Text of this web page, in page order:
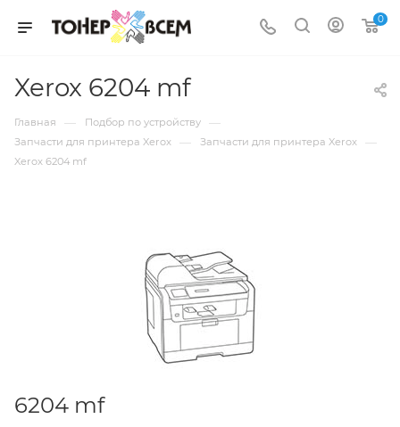
0
Xerox 6204 mf
Главная — Подбор по устройству —
Запчасти для принтера Xerox — Запчасти для принтера Xerox —
Xerox 6204 mf
6204 mf